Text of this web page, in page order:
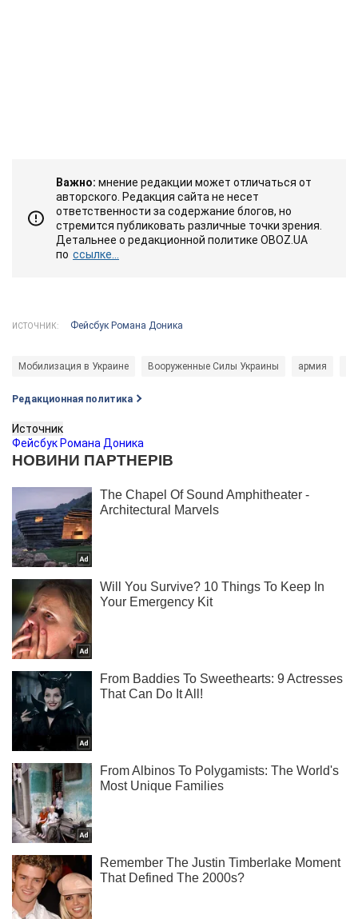
Важно: мнение редакции может отличаться от
авторского. Редакция сайта не несет
ответственности за содержание блогов, но
стремится публиковать различные точки зрения.
Детальнее о редакционной политике OBOZ.UA
по ссылке...
ИСТОЧНИК: Фейсбук Романа Доника
Мобилизация в Украине Вооруженные Силы Украины армия
Редакционная политика
Источник
Фейсбук Романа Доника